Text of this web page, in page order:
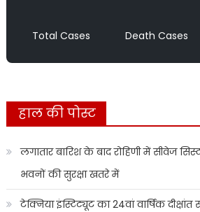
Total Cases Death Cases
हाल की पोस्ट
लगातार बारिश के बाद रोहिणी में सीवेज
भवनों की सुरक्षा खतरे में
टेक्निया इंस्टिट्यूट का 24वां वार्षिक दीक्षांत